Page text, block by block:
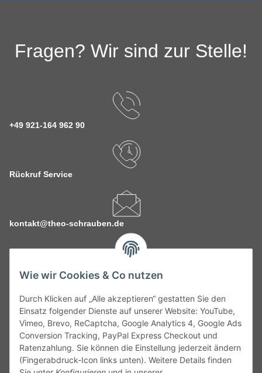
Wie wir Cookies & Co nutzen
Durch Klicken auf „Alle akzeptieren“ gestatten Sie den
Einsatz folgender Dienste auf unserer Website: YouTube,
Vimeo, Brevo, ReCaptcha, Google Analytics 4, Google Ads
Conversion Tracking, PayPal Express Checkout und
Ratenzahlung. Sie können die Einstellung jederzeit ändern
(Fingerabdruck-Icon links unten). Weitere Details finden
Fragen? Wir sind zur Stelle!
+49 921-164 962 90
Rückruf Service
kontakt@theo-schrauben.de
Service
Gesetzliche Informationen
Alle technischen Angaben ohne Gewähr. Irrtümer und fehlerhafte